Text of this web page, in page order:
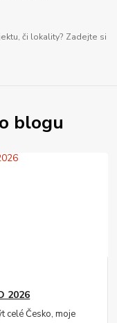
či lokality? Zadejte si
blogu
2026
celé Česko, moje